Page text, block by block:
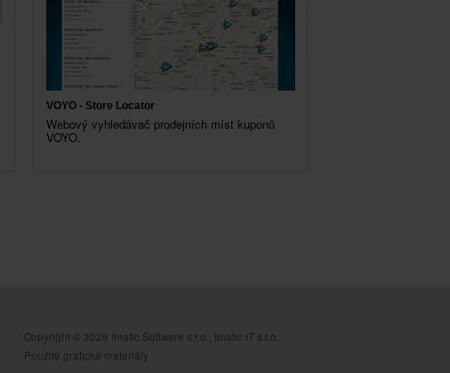
VOYO - Store Locator
Webový vyhledávač prodejních míst kuponů
VOYO.
Copyright © 2026 Imatic Software s.r.o., Imatic IT s.r.o.
Použité grafické materiály